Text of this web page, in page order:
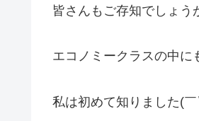
皆さんもご存知でしょう
エコノミークラスの中に
私は初めて知りました(